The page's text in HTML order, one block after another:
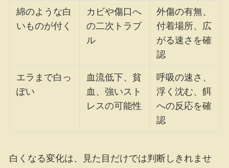
綿のような白
いものが付く
カビや傷口へ
の二次トラブ
ル
外傷の有無、
付着場所、広
がる速さを確
認
エラまで白っ
ぽい
血流低下、貧
血、強いスト
レスの可能性
呼吸の速さ、
浮く沈む、餌
への反応を確
認
白くなる変化は、見た目だけでは判断しきれませ